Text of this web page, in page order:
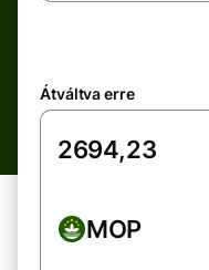
Átváltva erre
MOP